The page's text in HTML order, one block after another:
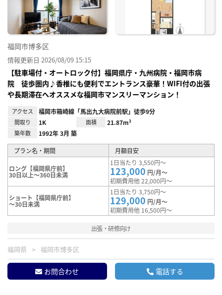
福岡市博多区
情報更新日 2026/08/09 15:15
【駐車場付・オートロック付】福岡県庁・九州病院・福岡市病
院 徒歩圏内♪香椎にも便利でエントランス豪華！WIFI付の出張
や長期滞在へオススメな福岡市マンスリーマンション！
アクセス 福岡市箱崎線「馬出九大病院前駅」徒歩9分
間取り 1K 面積 21.87m²
築年数 1992年 3月 築
プラン名・期間 月額目安
ロング【福岡県庁前】
30日以上～360日未満
1日当たり 3,550円～
123,000 円/月～
初期費用他 22,000円～
ショート【福岡県庁前】
～30日未満
1日当たり 3,750円～
129,000 円/月～
初期費用他 16,500円～
出張・研修向け
福岡県 福岡市博多区
お問合わせ 電話する